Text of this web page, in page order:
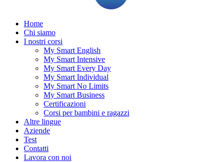
Home
Chi siamo
I nostri corsi
My Smart English
My Smart Intensive
My Smart Every Day
My Smart Individual
My Smart No Limits
My Smart Business
Certificazioni
Corsi per bambini e ragazzi
Altre lingue
Aziende
Test
Contatti
Lavora con noi